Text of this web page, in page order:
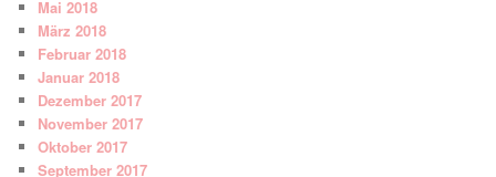
Mai 2018
März 2018
Februar 2018
Januar 2018
Dezember 2017
November 2017
Oktober 2017
September 2017